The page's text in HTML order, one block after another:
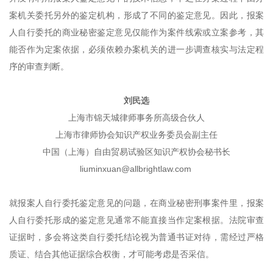
案机关委托另外的鉴定机构，形成了不同的鉴定意见。因此，报案
人自行委托的商业秘密鉴定意见仅能作为案件线索或立案参考，其
能否作为定案依据，必须依赖办案机关的进一步调查核实与法定程
序的审查判断。
刘民选
上海市锦天城律师事务所高级合伙人
上海市律师协会知识产权业务委员会副主任
中国（上海）自由贸易试验区知识产权协会秘书长
liuminxuan@allbrightlaw.com
就报案人自行委托鉴定意见的问题，在商业秘密刑事案件里，报案
人自行委托形成的鉴定意见通常不能直接当作定案根据。法院审查
证据时，多会将这类自行委托结论视为普通书证对待，需经过严格
质证、结合其他证据综合权衡，才可能考虑是否采信。